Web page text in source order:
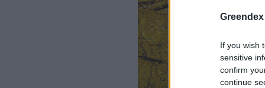
Greendex
If you wish
sensitive
confirm
continue